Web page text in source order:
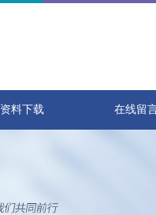
资料下载 在线留